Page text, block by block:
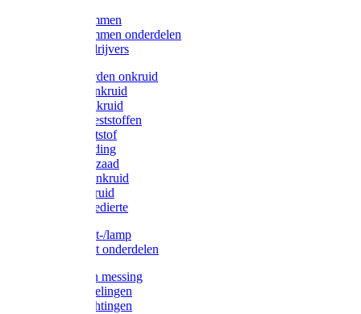
Mollenklemmen
Mollenklemmen onderdelen
Mollenverdrijvers
Protect Garden onkruid
Diversen onkruid
Solabiol onkruid
Solabiol meststoffen
Pokon meststof
Pokon voeding
Pokon graszaad
Roundup onkruid
Pokon onkruid
Pokon ongedierte
Vliegenkast-/lamp
Vliegenkast onderdelen
Zuigkorven messing
Geka koppelingen
Geka afdichtingen